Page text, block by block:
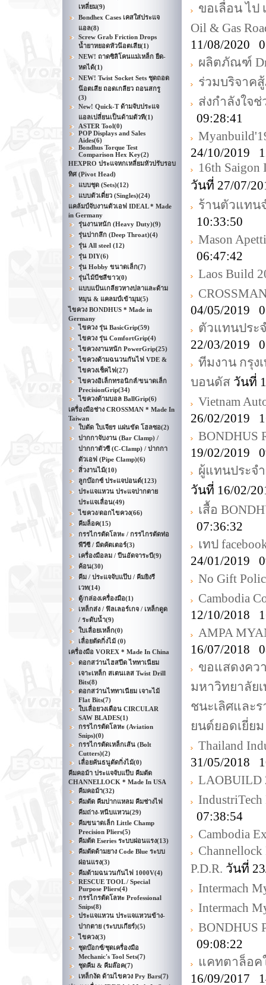
เหลี่ยม(9)
Bondhex Cases เคสใส่ประแจ
แอล(8)
Screw Grab Friction Drops
น้ำยาหยอดหัวน๊อตเสีย(1)
NEW! ถาดซิลิโคนแม่เหล็ก ยืด-
หดได้(1)
NEW! Twist Socket Sets ชุดถอด
น๊อตเสีย ถอดเกลียว ถอนสกรู
(3)
New! Quick-T ด้ามจับประแจ
แอลเปลี่ยนเป็นด้ามตัวที(1)
ASTER Tool(0)
POP Displays and Sales
Aides(6)
Bondhus Torque Test
Comparison Hex Key(2)
HEXPRO ประแจหกเหลี่ยมหัวปรับรอบ
ทิศ (Pivot Head)
แบบชุด (Sets)(12)
แบบตัวเดี่ยว (Singles)(24)
แคล้มป์จับงานตัวเอฟ IDEAL * Made
in Germany
รุ่นงานหนัก (Heavy Duty)(9)
รุ่นปากลึก (Deep Throat)(4)
รุ่น All steel (12)
รุ่น DIY(6)
รุ่น Hobby ขนาดเล็ก(7)
รุ่นไม้บีชสีขาว(0)
แบบแป้นเกลียวหางปลาและด้าม
หมุน & แคลมป์เข้ามุม(5)
ไขควง BONDHUS * Made in
Germany
ไขควง รุ่น BasicGrip(59)
ไขควง รุ่น ComfortGrip(4)
ไขควงงานหนัก PowerGrip(25)
ไขควงด้ามฉนวนกันไฟ VDE &
ไขควงเช็คไฟ(27)
ไขควงอิเล็กทรอนิกส์/ขนาดเล็ก
PrecisionGrip(34)
ไขควงด้ามบอล BallGrip(6)
เครื่องมือช่าง CROSSMAN * Made In
Taiwan
ใบตัด ใบเจียร แผ่นขัด โฮลซอ(2)
ปากกาจับงาน (Bar Clamp) /
ปากกาตัวซี (C-Clamp) / ปากกา
ตัวเอฟ (Pipe Clamp)(6)
สิ่วงานไม้(10)
ลูกบ๊อกซ์ ประแจปอนด์(123)
ประแจแหวน ประแจปากตาย
ประแจเลื่อน(49)
ไขควง/ดอกไขควง(66)
คีมล็อค(15)
กรรไกรตัดโลหะ / กรรไกรตัดท่อ
พีวีซี / มีดคัตเตอร์(3)
เครื่องมือลม / ปืนอัดจาระบี(9)
ค้อน(30)
คีม / ประแจจับแป๊บ / คีมยิงรี
เวท(14)
ตู้/กล่องเครื่องมือ(1)
เหล็กส่ง / ฟิลเลอร์เกจ / เหล็กดูด
/ ระดับน้ำ(9)
ใบเลื่อยเหล็ก(0)
เลื่อยตัดกิ่งไม้ (0)
เครื่องมือ VOREX * Made In China
ดอกสว่านไฮสปีด ไททาเนียม
เจาะเหล็ก สเตนเลส Twist Drill
Bits(8)
ดอกสว่านไททาเนียม เจาะไม้
Flat Bits(7)
ใบเลื่อยวงเดือน CIRCULAR
SAW BLADES(1)
กรรไกรตัดโลหะ (Aviation
Snips)(0)
กรรไกรตัดเหล็กเส้น (Bolt
Cutters)(2)
เลื่อยคันธนูตัดกิ่งไม้(0)
คีมคอม้า ประแจจับแป๊บ คีมตัด
CHANNELLOCK * Made In USA
คีมคอม้า(32)
คีมตัด คีมปากแหลม คีมช่างไฟ
คีมถ่าง-หนีบแหวน(29)
คีมขนาดเล็ก Little Champ
Precision Pliers(5)
คีมตัด Eseries ระบบผ่อนแรง(13)
คีมตัดด้ามยาง Code Blue ระบบ
ผ่อนแรง(3)
คีมด้ามฉนวนกันไฟ 1000V(4)
RESCUE TOOL / Special
Purpose Pliers(4)
กรรไกรตัดโลหะ Professional
Snips(8)
ประแจแหวน ประแจแหวนข้าง-
ปากตาย (ระบบเกียร์)(5)
ไขควง(3)
ชุดบ๊อกซ์/ชุดเครื่องมือ
Mechanic's Tool Sets(7)
ชุดคีม & คีมล๊อค(7)
เหล็กงัด ด้ามไขควง Pry Bars(7)
ขอเลื่อน ไป
Oil & Gas
11/08/2020
ผลิตภัณฑ์
ร่วมบริจาค
ส่งกำลังใจช่
09:28:41
24/10/2019
16th Saigon
วันที่ 27/07/
ร้านตัวแทน
10:33:50
Mason
06:47:42
Laos Build
04/05/2019
ตัวแทนประจ
22/03/2019
ทีมงาน กรุง
บอนดัส วันที่
Vietnam
26/02/2019
BONDHUS
19/02/2019
ผู้แทนประจำ
วันที่ 16/02/
เสื้อ
07:36:32
เทป
24/01/2019
No Gift
Cambodia
12/10/2018
AMPA
16/07/2018
ขอแสดงคว
มหาวิทยาลัย
ชนะเลิศและ
ยนต์ยอดเยี่ยม
Thailand
31/05/2018
LAOBUILD
07:38:54
Cambodia
P.D.R. วันที่
Intermach
Intermach
BONDHUS
09:08:22
แคทตาล็อค
16/09/2017